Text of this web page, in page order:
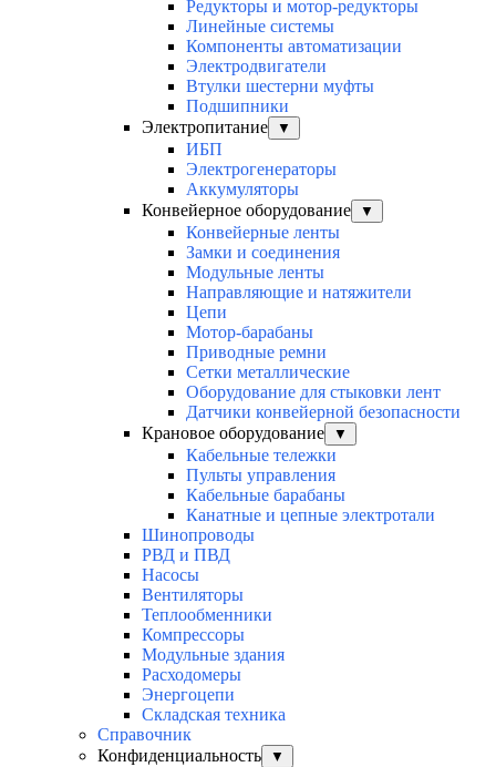
Редукторы и мотор-редукторы
Линейные системы
Компоненты автоматизации
Электродвигатели
Втулки шестерни муфты
Подшипники
Электропитание
▼
ИБП
Электрогенераторы
Аккумуляторы
Конвейерное оборудование
▼
Конвейерные ленты
Замки и соединения
Модульные ленты
Направляющие и натяжители
Цепи
Мотор-барабаны
Приводные ремни
Сетки металлические
Оборудование для стыковки лент
Датчики конвейерной безопасности
Крановое оборудование
▼
Кабельные тележки
Пульты управления
Кабельные барабаны
Канатные и цепные электротали
Шинопроводы
РВД и ПВД
Насосы
Вентиляторы
Теплообменники
Компрессоры
Модульные здания
Расходомеры
Энергоцепи
Складская техника
Справочник
Конфиденциальность
▼